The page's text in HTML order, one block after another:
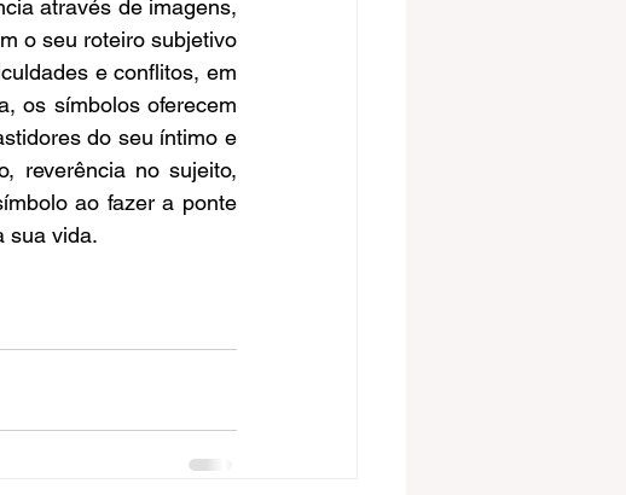
através de imagens,
o seu roteiro subjetivo
e conflitos, em
os símbolos oferecem
do seu íntimo e
reverência no sujeito,
ao fazer a ponte
sua vida.